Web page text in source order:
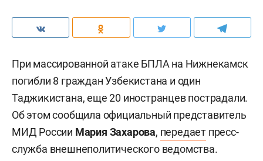
При массированной атаке БПЛА на Нижнекамск
погибли 8 граждан Узбекистана и один
Таджикистана, еще 20 иностранцев пострадали.
Об этом сообщила официальный представитель
МИД России Мария Захарова, передает пресс-
служба внешнеполитического ведомства.